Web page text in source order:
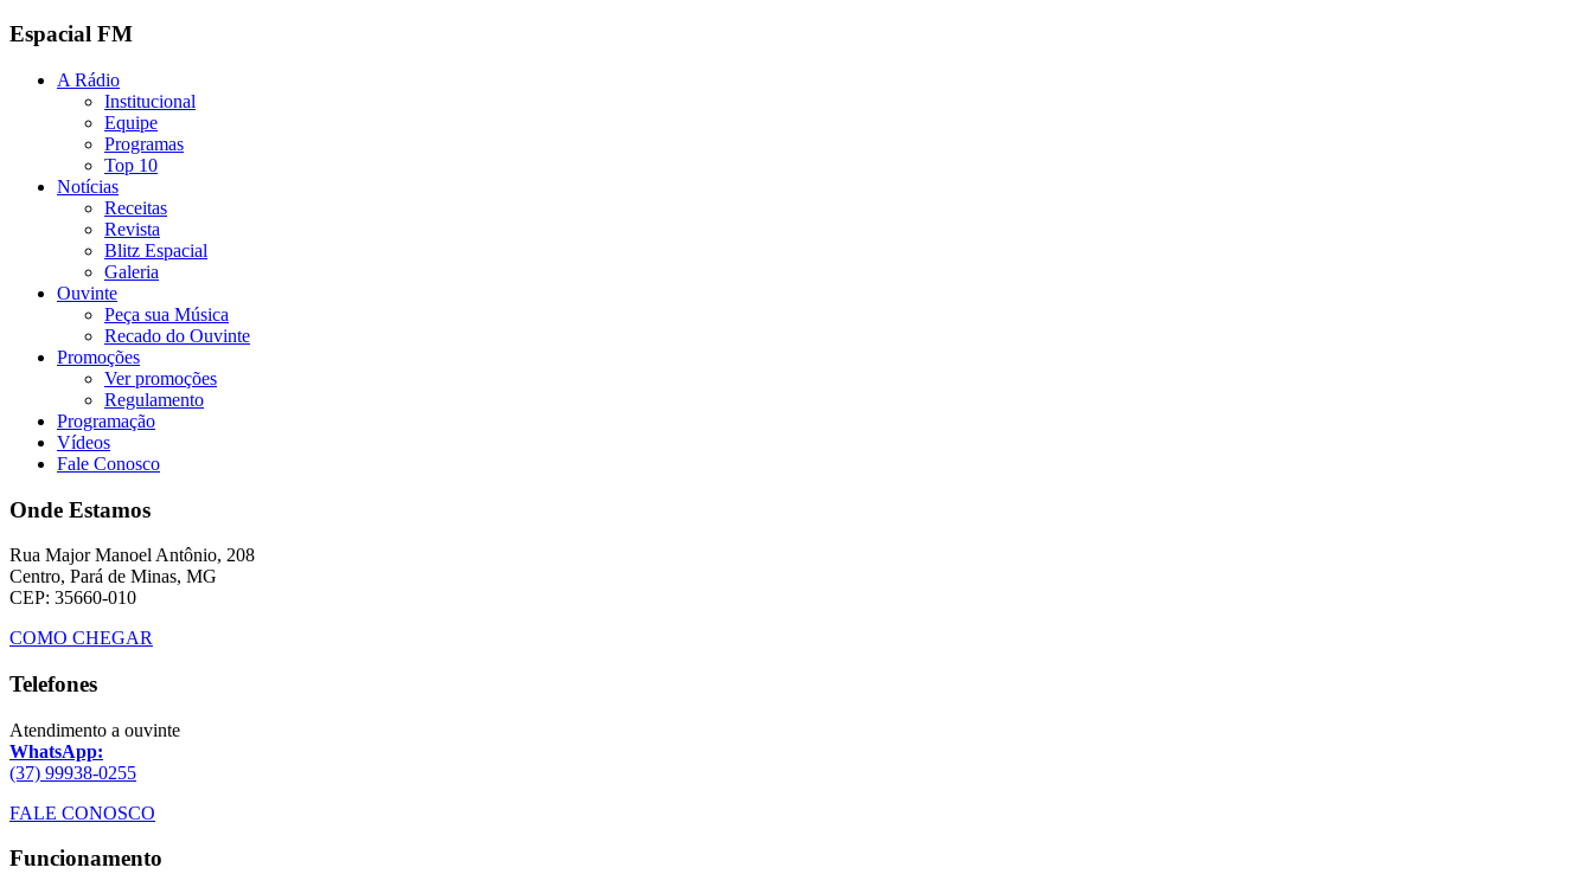
Espacial FM
A Rádio
Institucional
Equipe
Programas
Top 10
Notícias
Receitas
Revista
Blitz Espacial
Galeria
Ouvinte
Peça sua Música
Recado do Ouvinte
Promoções
Ver promoções
Regulamento
Programação
Vídeos
Fale Conosco
Onde Estamos
Rua Major Manoel Antônio, 208
Centro, Pará de Minas, MG
CEP: 35660-010
COMO CHEGAR
Telefones
Atendimento a ouvinte
WhatsApp:
(37) 99938-0255
FALE CONOSCO
Funcionamento